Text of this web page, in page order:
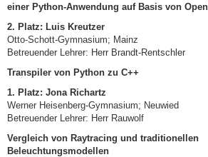
einer Python-Anwendung auf Basis von
2. Platz: Luis Kreutzer
Otto-Schott-Gymnasium; Mainz
Betreuender Lehrer: Herr Brandt-Rentschler
Transpiler von Python zu C++
1. Platz: Jona Richartz
Werner Heisenberg-Gymnasium; Neuwied
Betreuender Lehrer: Herr Rauwolf
Vergleich von Raytracing und traditionellen
Beleuchtungsmodellen